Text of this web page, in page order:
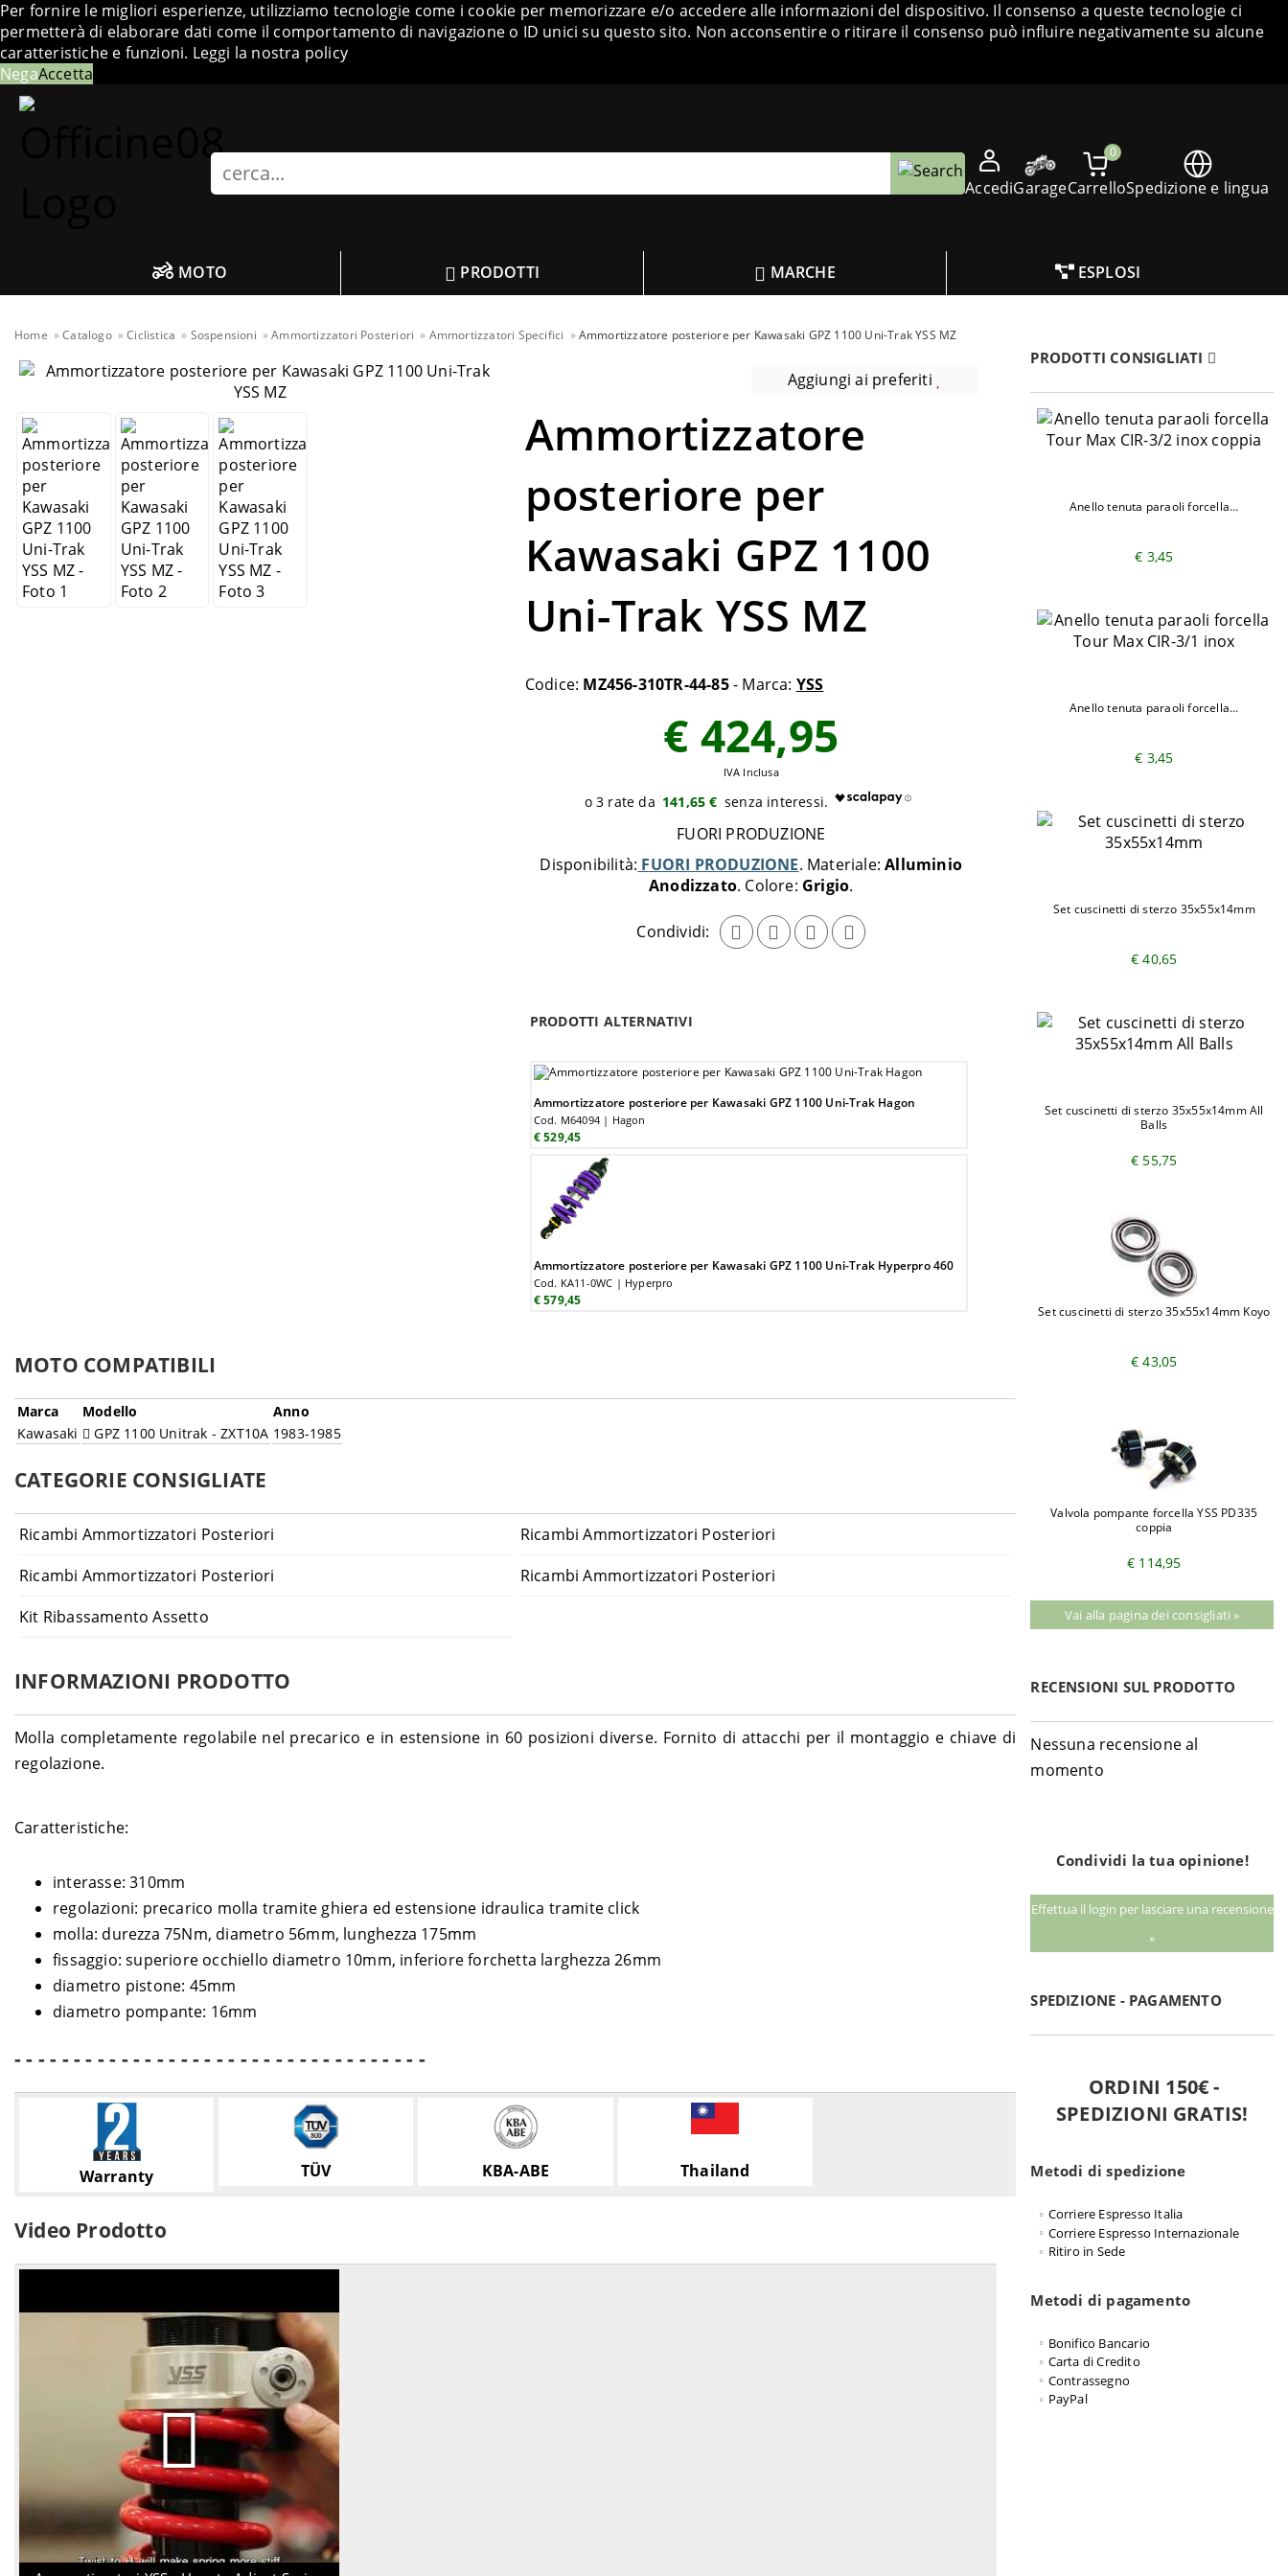
Per fornire le migliori esperienze, utilizziamo tecnologie come i cookie per memorizzare e/o accedere alle informazioni del dispositivo. Il consenso a queste tecnologie ci
permetterà di elaborare dati come il comportamento di navigazione o ID unici su questo sito. Non acconsentire o ritirare il consenso può influire negativamente su alcune
caratteristiche e funzioni. Leggi la nostra policy
NegaAccetta
Search
AccediGarage
0
CarrelloSpedizione e lingua
MOTO PRODOTTI MARCHE ESPLOSI
Home Catalogo Ciclistica Sospensioni Ammortizzatori Posteriori Ammortizzatori Specifici Ammortizzatore posteriore per Kawasaki GPZ 1100 Uni-Trak YSS MZ
Aggiungi ai preferiti
Ammortizzatore
posteriore per
Kawasaki GPZ 1100
Uni-Trak YSS MZ
Codice: MZ456-310TR-44-85- Marca: YSS
Disponibilità: FUORI PRODUZIONE Materiale:Alluminio
Anodizzato Colore: Grigio
Condividi:
€ 424,95
IVA Inclusa
141,65 €
FUORI PRODUZIONE
PRODOTTI ALTERNATIVI
Ammortizzatore posteriore per Kawasaki GPZ 1100 Uni-Trak Hagon
Cod. M64094 | Hagon
€ 529,45
Ammortizzatore posteriore per Kawasaki GPZ 1100 Uni-Trak Hyperpro 460
Cod. KA11-0WC | Hyperpro
€ 579,45
MOTO COMPATIBILI
Marca Modello
Anno
Kawasaki
GPZ 1100 Unitrak - ZXT10A 1983-1985
CATEGORIE CONSIGLIATE
Ricambi Ammortizzatori Posteriori
Ricambi Ammortizzatori Posteriori
Ricambi Ammortizzatori Posteriori
Ricambi Ammortizzatori Posteriori
Kit Ribassamento Assetto
INFORMAZIONI PRODOTTO
Molla completamente regolabile nel precarico e in estensione in 60 posizioni diverse. Fornito di attacchi per il montaggio e chiave di
regolazione.
Caratteristiche:
interasse: 310mm
regolazioni: precarico molla tramite ghiera ed estensione idraulica tramite click
molla: durezza 75Nm, diametro 56mm, lunghezza 175mm
fissaggio: superiore occhiello diametro 10mm, inferiore forchetta larghezza 26mm
diametro pistone: 45mm
diametro pompante: 16mm
- - - - - - - - - - - - - - - - - - - - - - - - - - - - - - - - - - -
Warranty TÜV KBA-ABE Thailand
Video Prodotto
PRODOTTI CONSIGLIATI
Anello tenuta paraoli forcella...
€ 3,45
Anello tenuta paraoli forcella...
€ 3,45
Set cuscinetti di sterzo 35x55x14mm
€ 40,65
Set cuscinetti di sterzo 35x55x14mm All
Balls
€ 55,75
Set cuscinetti di sterzo 35x55x14mm Koyo
€ 43,05
Valvola pompante forcella YSS PD335
coppia
€ 114,95
Vai alla pagina dei consigliati »
RECENSIONI SUL PRODOTTO
Nessuna recensione al
momento
Condividi la tua opinione!
Effettua il login per lasciare una recensione
»
SPEDIZIONE - PAGAMENTO
ORDINI 150€ -
SPEDIZIONI GRATIS!
Metodi di spedizione
Corriere Espresso Italia
Corriere Espresso Internazionale
Ritiro in Sede
Metodi di pagamento
Bonifico Bancario
Carta di Credito
Contrassegno
PayPal